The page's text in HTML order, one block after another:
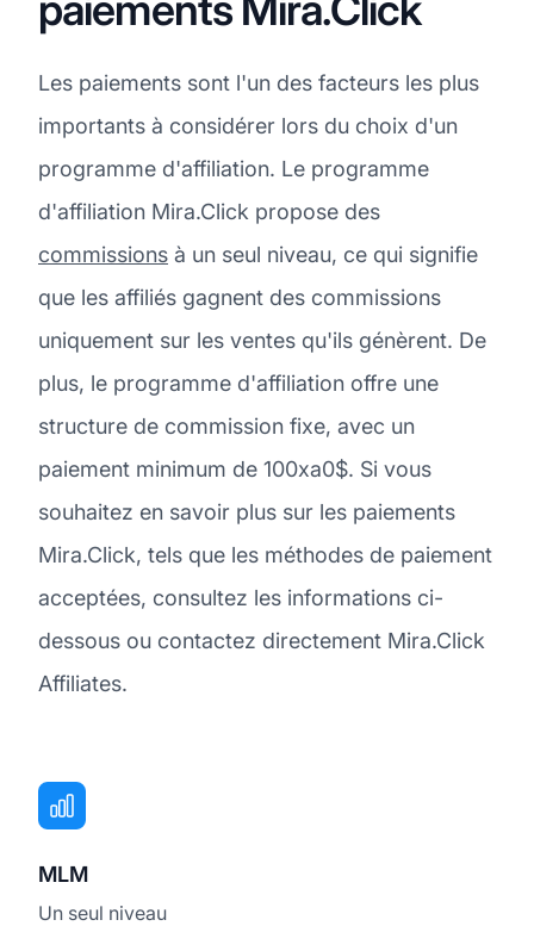
Les paiements sont l'un des facteurs les plus
importants à considérer lors du choix d'un
programme d'affiliation. Le programme
d'affiliation Mira.Click propose des
commissions à un seul niveau, ce qui signifie
que les affiliés gagnent des commissions
uniquement sur les ventes qu'ils génèrent. De
plus, le programme d'affiliation offre une
structure de commission fixe, avec un
paiement minimum de 100xa0$. Si vous
souhaitez en savoir plus sur les paiements
Mira.Click, tels que les méthodes de paiement
acceptées, consultez les informations ci-
dessous ou contactez directement Mira.Click
Affiliates.
MLM
Un seul niveau